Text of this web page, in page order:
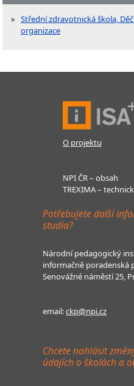
Střední zdravotnická škola,
organizace
O projektu
NPI ČR – obsah
TREXIMA –
Potřebujete další
studia?
Národní pedagogický
informačně poradenská
Senovážné náměstí 25,
email:ckp@npi.cz
Chcete nahlásit
údajích o školách a